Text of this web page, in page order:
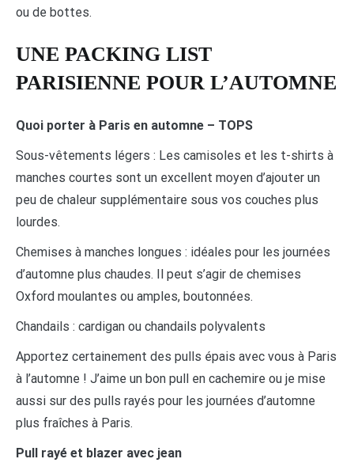
ou de bottes.
UNE PACKING LIST
PARISIENNE POUR L’AUTOMNE
Quoi porter à Paris en automne – TOPS
Sous-vêtements légers : Les camisoles et les t-shirts à
manches courtes sont un excellent moyen d’ajouter un
peu de chaleur supplémentaire sous vos couches plus
lourdes.
Chemises à manches longues : idéales pour les journées
d’automne plus chaudes. Il peut s’agir de chemises
Oxford moulantes ou amples, boutonnées.
Chandails : cardigan ou chandails polyvalents
Apportez certainement des pulls épais avec vous à Paris
à l’automne ! J’aime un bon pull en cachemire ou je mise
aussi sur des pulls rayés pour les journées d’automne
plus fraîches à Paris.
Pull rayé et blazer avec jean